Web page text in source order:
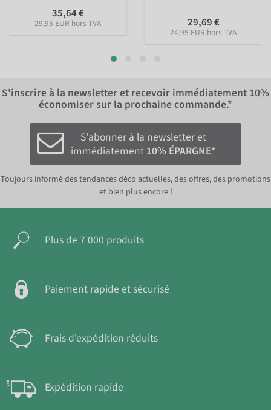
35,64 €
29,95 EUR hors TVA 29,69 €
24,95 EUR hors TVA
S'inscrire à la newsletter et recevoir immédiatement 10%
économiser sur la prochaine commande.*
S'abonner à la newsletter et
immédiatement 10% ÉPARGNE*
Toujours informé des tendances déco actuelles, des offres, des promotions
et bien plus encore !
Plus de 7 000 produits
Paiement rapide et sécurisé
Frais d'expédition réduits
Expédition rapide